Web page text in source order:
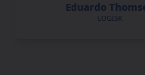
Eduardo
LOGISK